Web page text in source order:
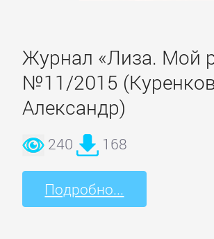
Журнал «Лиза. Мой
№11/2015 (Куренков
Александр)
240 168
Подробно...
литература
Зарубежная
классика
проза